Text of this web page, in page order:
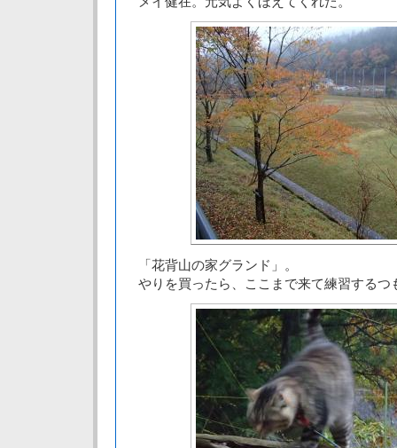
「花背山の家グランド」。
やりを買ったら、ここまで来て練習するつ